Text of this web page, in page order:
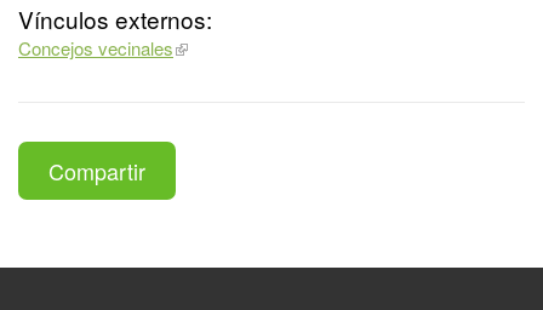
Vínculos externos:
Concejos vecinales
Compartir